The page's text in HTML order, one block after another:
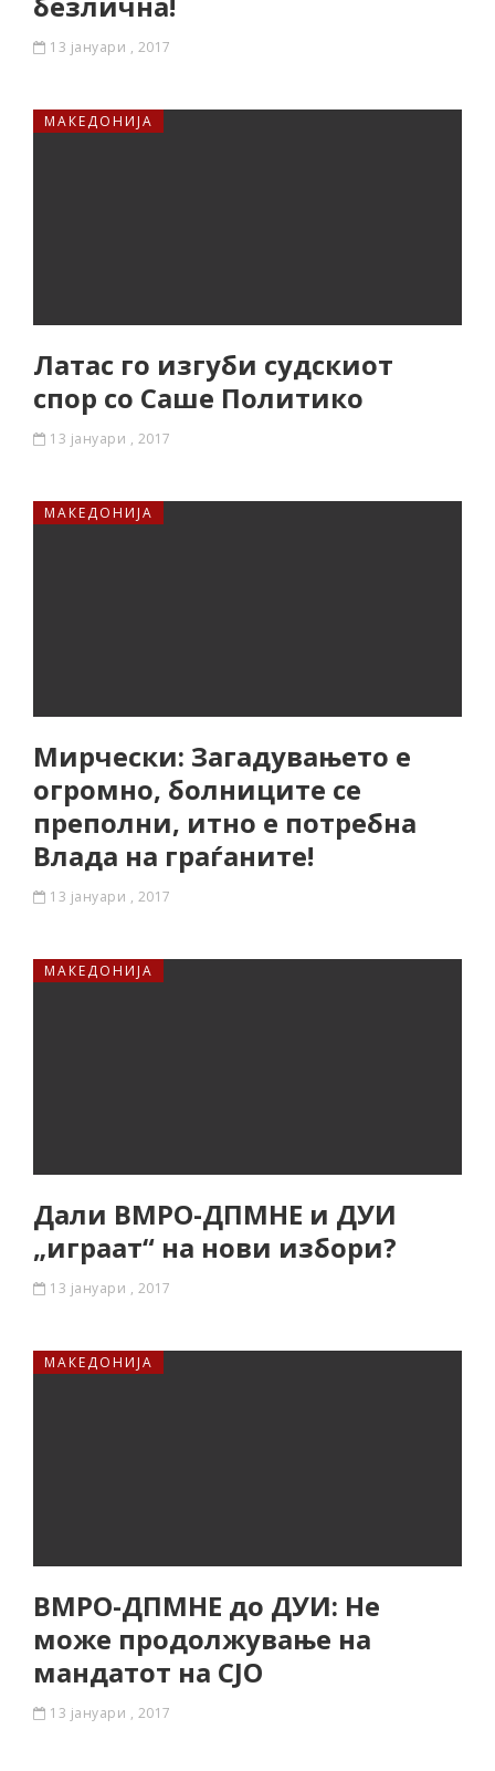
13 јануари , 2017
МАКЕДОНИЈА
Латас го изгуби судскиот
спор со Саше Политико
13 јануари , 2017
МАКЕДОНИЈА
Mирчески: Загадувањето е
огромно, болниците се
преполни, итно е потребна
Влада на граѓаните!
13 јануари , 2017
МАКЕДОНИЈА
Дали ВМРО-ДПМНЕ и ДУИ
„играат“ на нови избори?
13 јануари , 2017
МАКЕДОНИЈА
ВМРО-ДПМНЕ до ДУИ: Не
може продолжување на
мандатот на СЈО
13 јануари , 2017